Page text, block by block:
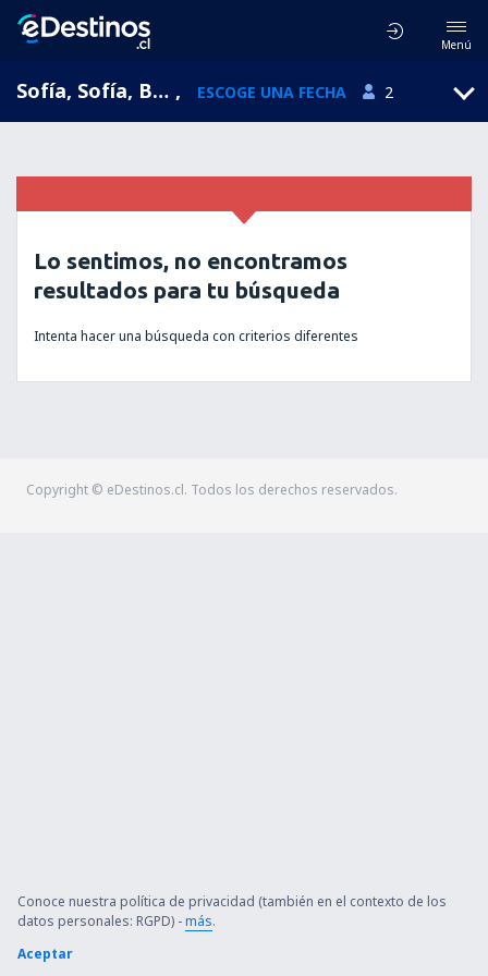
Menú
Sofía, Sofía, Bulgaria , ESCOGE UNA FECHA 2
Lo sentimos, no encontramos
resultados para tu búsqueda
Intenta hacer una búsqueda con criterios diferentes
Copyright © eDestinos.cl. Todos los derechos reservados.
Conoce nuestra política de privacidad (también en el contexto de los
datos personales: RGPD) -más.
Aceptar